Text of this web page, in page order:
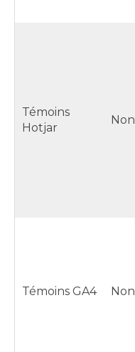
Témoins
Hotjar
Non
Témoins GA4 Non